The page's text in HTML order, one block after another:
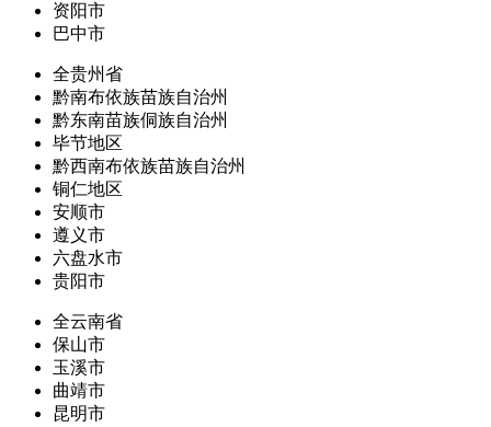
资阳市
巴中市
全贵州省
黔南布依族苗族自治州
黔东南苗族侗族自治州
毕节地区
黔西南布依族苗族自治州
铜仁地区
安顺市
遵义市
六盘水市
贵阳市
全云南省
保山市
玉溪市
曲靖市
昆明市